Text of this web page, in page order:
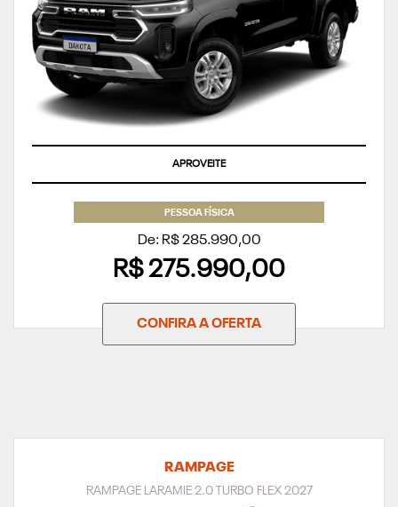
APROVEITE
PESSOA FÍSICA
De: R$ 285.990,00
R$ 275.990,00
CONFIRA A OFERTA
RAMPAGE
RAMPAGE LARAMIE 2.0 TURBO FLEX 2027